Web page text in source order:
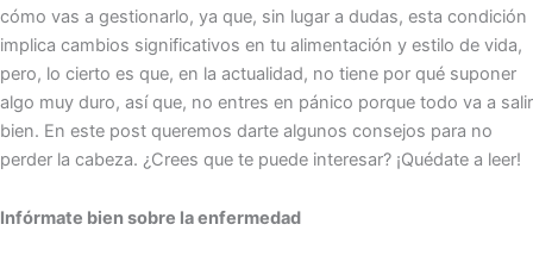
cómo vas a gestionarlo, ya que, sin lugar a dudas, esta condición
implica cambios significativos en tu alimentación y estilo de vida,
pero, lo cierto es que, en la actualidad, no tiene por qué suponer
algo muy duro, así que, no entres en pánico porque todo va a salir
bien. En este post queremos darte algunos consejos para no
perder la cabeza. ¿Crees que te puede interesar? ¡Quédate a leer!
Infórmate bien sobre la enfermedad